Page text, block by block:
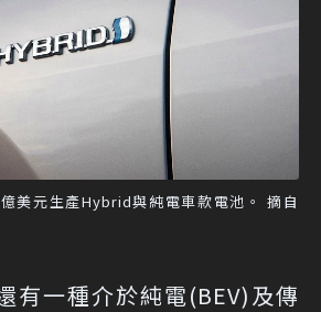
美元生產Hybrid與純電車款電池。 摘自
有一種介於純電(BEV)及傳